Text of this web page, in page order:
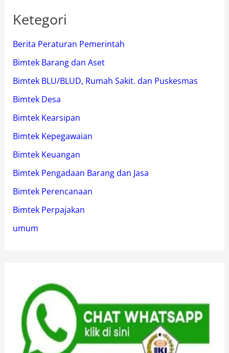
Ketegori
Berita Peraturan Pemerintah
Bimtek Barang dan Aset
Bimtek BLU/BLUD, Rumah Sakit. dan Puskesmas
Bimtek Desa
Bimtek Kearsipan
Bimtek Kepegawaian
Bimtek Keuangan
Bimtek Pengadaan Barang dan Jasa
Bimtek Perencanaan
Bimtek Perpajakan
umum